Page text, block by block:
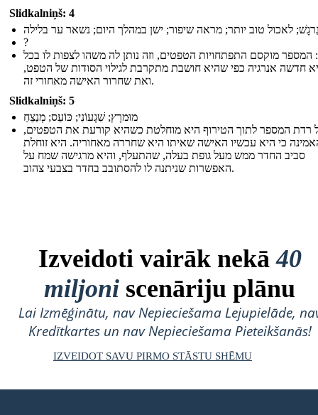
Slidkalniņš: 4
לאכול טוב יותר; מראה שיפור; ישן במהלך היום; נשאר ער בלילה
?
המספר מוקסם התפתחויות הטפטים, וזה נותן לה משהו לצפות לו בכל
חדשה אנרגיה כפי שהיא חושבת מתקרבת לגילוי הסודות של הטפט,
ואת שחרור האישה מאחורי זה.
Slidkalniņš: 5
מוּמרָץ; שִׁגָעוֹנִי; כּוֹעֵס; מְנַצֵחַ
רדת המספר לתוך הטירוף היא מוחלטת כשהיא קורעת את הטפטים,
כי היא עכשיו האישה שאיתו היא שחררה מאחוריה. היא זוחלת
סביב החדר ממש מעל גופת בעלה, שהתעלף, והיא מרגישה שמח על
האפשרות שניתנה לו להסתובב בחדר בצבעי צהוב.
Izveidoti vairāk nekā40
miljoni scenāriju plānu
Lai Izmēģinātu, nav Nepieciešama Lejupielāde,
Kredītkartes un nav Nepieciešama Pieteikšanās!
IZVEIDOT SAVU PIRMO STĀSTU SHĒMU